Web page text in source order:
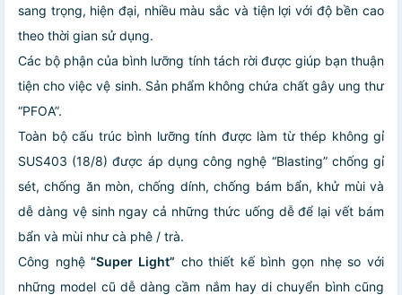
sang trọng, hiện đại, nhiều màu sắc và tiện lợi với độ bền cao
theo thời gian sử dụng.
Các bộ phận của bình lưỡng tính tách rời được giúp bạn thuận
tiện cho việc vệ sinh. Sản phẩm không chứa chất gây ung thư
“PFOA”.
Toàn bộ cấu trúc bình lưỡng tính được làm từ thép không gỉ
SUS403 (18/8) được áp dụng công nghệ “Blasting” chống gỉ
sét, chống ăn mòn, chống dính, chống bám bẩn, khử mùi và
dễ dàng vệ sinh ngay cả những thức uống dễ để lại vết bám
bẩn và mùi như cà phê / trà.
Công nghệ“Super Light” cho thiết kế bình gọn nhẹ so với
những model cũ dễ dàng cầm nắm hay di chuyển bình cũng